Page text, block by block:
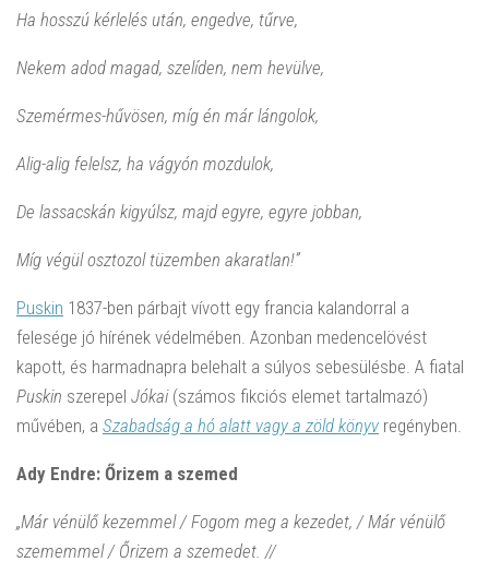
Ha hosszú kérlelés után, engedve, tűrve,
Nekem adod magad, szelíden, nem hevülve,
Szemérmes-hűvösen, míg én már lángolok,
Alig-alig felelsz, ha vágyón mozdulok,
De lassacskán kigyúlsz, majd egyre, egyre jobban,
Míg végül osztozol tüzemben akaratlan!”
Puskin 1837-ben párbajt vívott egy francia kalandorral a
felesége jó hírének védelmében. Azonban medencelövést
kapott, és harmadnapra belehalt a súlyos sebesülésbe. A fiatal
Puskin szerepel Jókai(számos fikciós elemet tartalmazó)
művében, a Szabadság a hó alatt vagy a zöld könyv regényben.
Ady Endre: Őrizem a szemed
„Már vénülő kezemmel / Fogom meg a kezedet, / Már vénülő
szememmel / Őrizem a szemedet. //